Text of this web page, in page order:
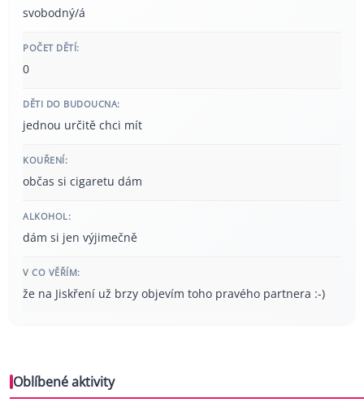
svobodný/á
POČET DĚTÍ:
0
DĚTI DO BUDOUCNA:
jednou určitě chci mít
KOUŘENÍ:
občas si cigaretu dám
ALKOHOL:
dám si jen výjimečně
V CO VĚŘÍM:
že na Jiskření už brzy objevím toho pravého partnera :-)
Oblíbené aktivity